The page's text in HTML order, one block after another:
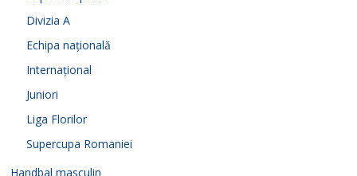
Divizia A
Echipa națională
Internațional
Juniori
Liga Florilor
Supercupa Romaniei
Handbal masculin